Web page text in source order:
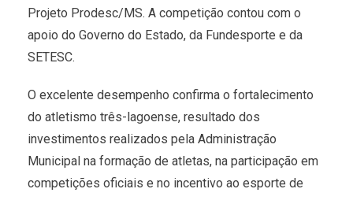
Projeto Prodesc/MS. A competição contou com o
apoio do Governo do Estado, da Fundesporte e da
SETESC.
O excelente desempenho confirma o fortalecimento
do atletismo três-lagoense, resultado dos
investimentos realizados pela Administração
Municipal na formação de atletas, na participação em
competições oficiais e no incentivo ao esporte de